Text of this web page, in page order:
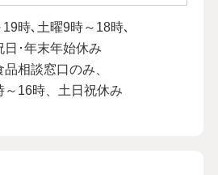
時､土曜9時～18時､
日･年末年始休み
品相談窓口のみ、
～16時、土日祝休み